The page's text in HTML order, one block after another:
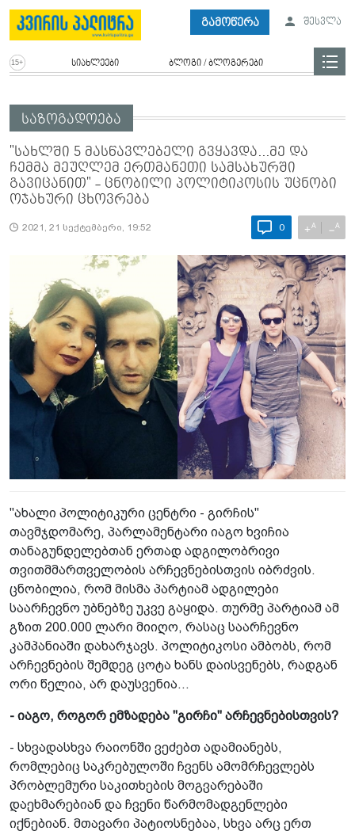
გამოწერა შესვლა
სიახლეები ბლოგი / ბლოგერები
საზოგადოება
"სახ­ლში 5 მას­წავ­ლე­ბე­ლი გვყავ­და...მე და
ჩემმა მეუღლემ ერთმანეთი სამსახურში
გავიცანით" - ცნობილი პოლიტიკოსის უცნობი
ოჯახური ცხოვრება
2021, 21 სექტემბერი, 19:52 0 +A −A
"ახალი პოლიტიკური ცენტრი - გირჩის"
თავმჯდომარე, პარლამენტარი იაგო ხვიჩია
თანაგუნდელებთან ერთად ადგილობრივი
თვითმმართველობის არჩევნებისთვის იბრძვის.
ცნობილია, რომ მისმა პარტიამ ადგილები
საარჩევნო უბნებზე უკვე გაყიდა. თურმე პარტიამ ამ
გზით 200.000 ლარი მიიღო, რასაც საარჩევნო
კამპანიაში დახარჯავს. პოლიტიკოსი ამბობს, რომ
არჩევნების შემდეგ ცოტა ხანს დაისვენებს, რადგან
ორი წელია, არ დაუსვენია...
- იაგო, როგორ ემზადება "გირჩი" არჩევნებისთვის?
- სხვადასხვა რაიონში ვეძებთ ადამიანებს,
რომლებიც საკრებულოში ჩვენს ამომრჩევლებს
პრობლემური საკითხების მოგვარებაში
დაეხმარებიან და ჩვენი წარმომადგენლები
იქნებიან. მთავარი პატიოსნებაა, სხვა არც ერთ